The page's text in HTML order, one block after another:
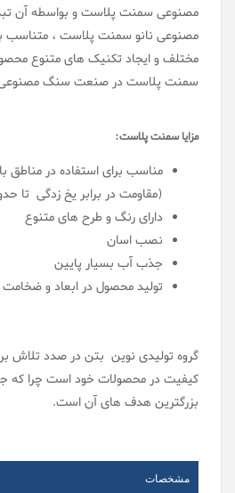
مصنوعی سمنت پلاست و بواسطه آن
مصنوعی نانو سمنت پلاست ، متناسب
مختلف و ایجاد تکنیک های متنوع
سمنت پلاست در صنعت سنگ مصنوعی
مزایا سمنت پلاست:
مناسب برای استفاده در مناطق
(مقاومت در برابر یخ زدگی تا حدود 50 درجه زیر
دارای رنگ و طرح های متنوع
نصب اسان
جذب آب بسیار پایین
تولید محصول در ابعاد و
گروه تولیدی نوین بتن در صدد تلاش
کیفیت در محصولات خود است چرا که
بزرگترین هدف های آن است.
مشخصات